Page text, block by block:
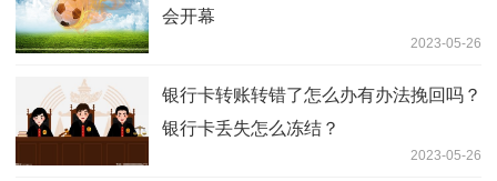
会开幕
2023-05-26
银行卡转账转错了怎么办有办法挽回吗？
银行卡丢失怎么冻结？
2023-05-26